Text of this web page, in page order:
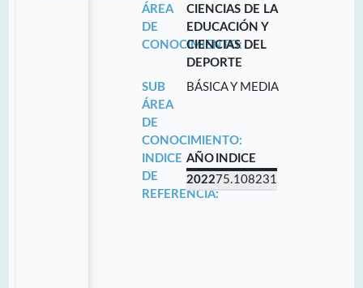
ÁREA
DE
CONOCIMIENTO:
CIENCIAS DE LA
EDUCACIÓN Y
CIENCIAS DEL
DEPORTE
SUB
ÁREA
DE
CONOCIMIENTO:
BÁSICA Y MEDIA
INDICE
DE
REFERENCIA:
AÑO INDICE
202275.108231